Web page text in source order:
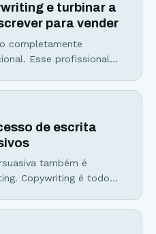
Logo, vou ensinar a
e turbinar a
para vender
completamente
Esse profissional
Não importa se você
da escrita ou quer
de escrita
também é
Copywriting é todo
o cadastro em uma